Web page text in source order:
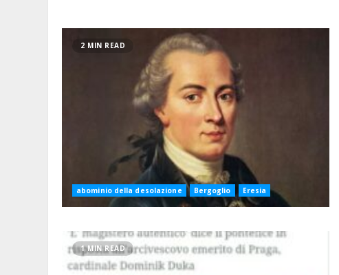
2 MIN READ
abominio della desolazione Bergoglio Eresia
1 MIN READ